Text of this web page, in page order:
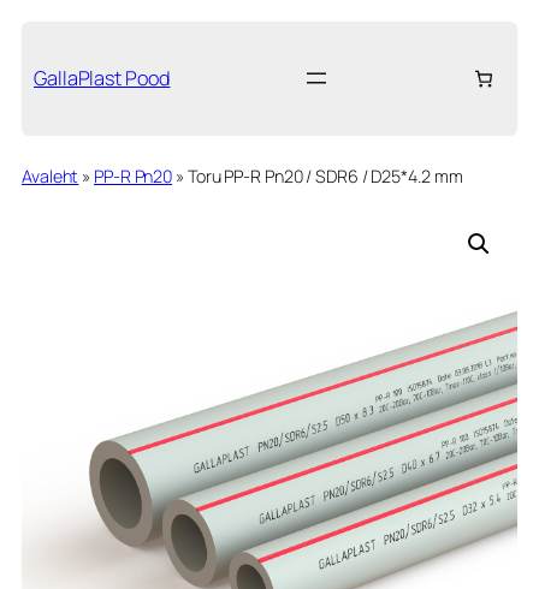
juurdeGallaPlast Pood
Avaleht » PP-R Pn20 » Toru PP-R Pn20 / SDR6 / D25*4.2 mm